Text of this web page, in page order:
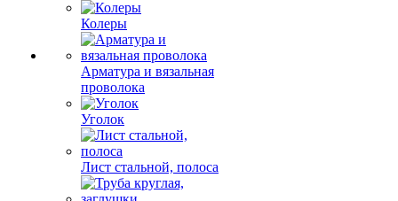
Колеры
Арматура и вязальная
проволока
Уголок
Лист стальной, полоса